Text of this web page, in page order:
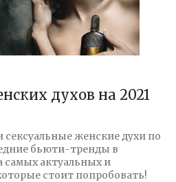
духов на 2021
женские духи по
бьюти-тренды в
актуальных и
стоит попробовать!